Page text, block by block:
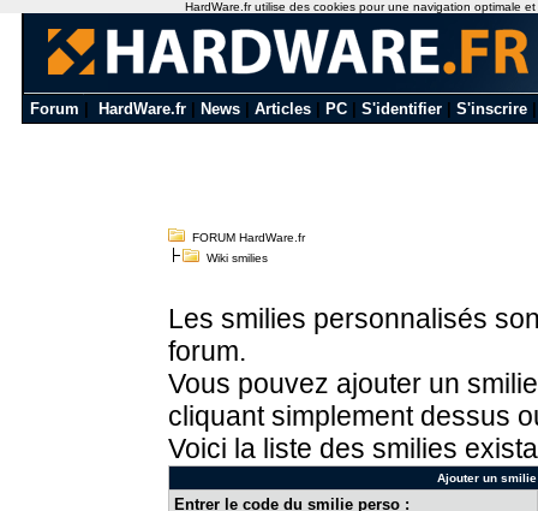
Forum HardWare.fr News Articles PC S'identifier S'inscrire
FORUM HardWare.fr
Wiki smilies
Les smilies personnalisés
forum.
Vous pouvez ajouter un
cliquant simplement dessus
Voici la liste des smilies
Ajouter un
Entrer le code du smilie perso :
HardWare.fr utilise des cookies pour une navigation optimale